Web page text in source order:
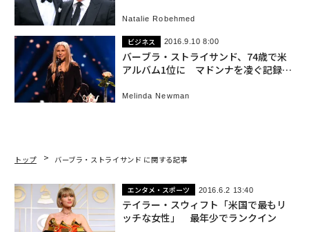
Natalie Robehmed
ビジネス 2016.9.10 8:00
バーブラ・ストライサンド、74歳で米
アルバム1位に マドンナを凌ぐ記録樹
Melinda Newman
トップ バーブラ・ストライサンド に関する記事
エンタメ・スポーツ 2016.6.2 13:40
テイラー・スウィフト「米国で最もリ
ッチな女性」 最年少でランクイン